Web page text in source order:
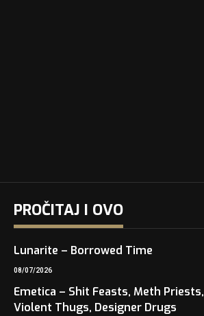
PROČITAJ I OVO
Lunarite – Borrowed Time
08/07/2026
Emetica – Shit Feasts, Meth Priests,
Violent Thugs, Designer Drugs